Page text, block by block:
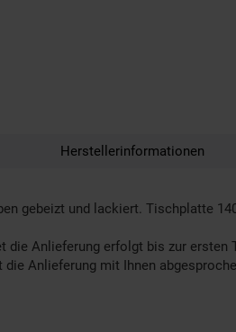
Herstellerinformationen
gebeizt und lackiert. Tischplatte
Anlieferung erfolgt bis zur ersten
Anlieferung mit Ihnen